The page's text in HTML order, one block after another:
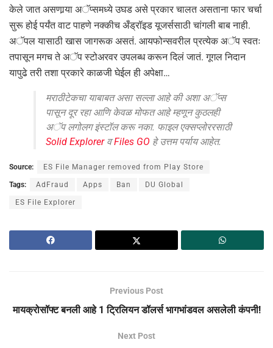
केले जात असणार्‍या अॅप्समध्ये उघड असे प्रकार चालत असताना फार चर्चा
सुरू होई पर्यंत वाट पाहणे नक्कीच अँड्रॉइड यूजर्ससाठी चांगली बाब नाही.
अॅपल यासाठी खास जागरूक असतं. आयफोन्सवरील प्रत्येक अॅप स्वतः
तपासून मगच ते अॅप स्टोअरवर उपलब्ध करून दिलं जातं. गूगल निदान
यापुढे तरी तशा प्रकारे काळजी घेईल ही अपेक्षा…
मराठीटेकचा याबाबत असा सल्ला आहे की अशा अॅप्स
पासून दूर रहा आणि केवळ मोफत आहे म्हणून कुठलही
अॅप लगोलग इंस्टॉल करू नका. फाइल एक्सप्लोररसाठी
Solid ExplorerवFiles GO हे उत्तम पर्याय आहेत.
Source: ES File Manager removed from Play Store
Tags: AdFraud Apps Ban DU Global
ES File Explorer
Previous Post
मायक्रोसॉफ्ट बनली आहे 1 ट्रिलियन डॉलर्स भागभांडवल असलेली कंपनी!
Next Post